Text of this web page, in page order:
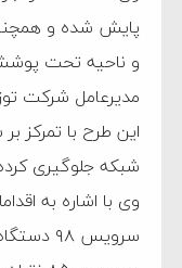
و ناحیه تحت پوشش شرکت انجام
مدیرعامل شرکت
این طرح با تمرکز
شبکه جلوگیری
سختی خواهند گرفت